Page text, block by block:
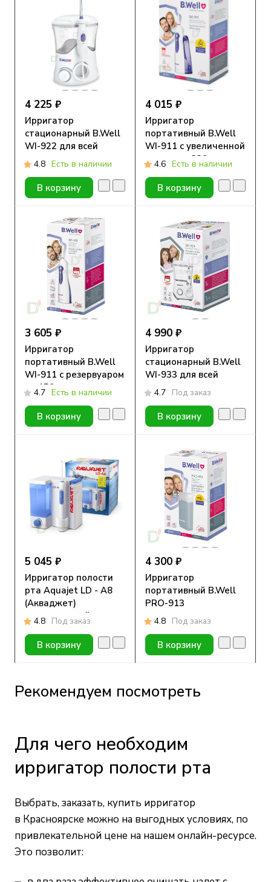
4 225 ₽
Ирригатор
стационарный B.Well
WI-922 для всей
семьи
4.8 Есть в наличии
В корзину
4 015 ₽
Ирригатор
портативный B.Well
WI-911 с увеличенной
емкостью 330 мл
4.6 Есть в наличии
В корзину
3 605 ₽
Ирригатор
портативный B.Well
WI-911 с резервуаром
на 150 мл
4.7 Есть в наличии
В корзину
4 990 ₽
Ирригатор
стационарный B.Well
WI-933 для всей
семьи
4.7 Под заказ
В корзину
5 045 ₽
Ирригатор полости
рта Aquajet LD - A8
(Акваджет)
стационарный
4.8 Под заказ
В корзину
4 300 ₽
Ирригатор
портативный B.Well
PRO-913
4.8 Под заказ
В корзину
Рекомендуем посмотреть
Для чего необходим
ирригатор полости рта
Выбрать, заказать, купить ирригатор
в Красноярске можно на выгодных условиях, по
привлекательной цене на нашем онлайн-ресурсе.
Это позволит: